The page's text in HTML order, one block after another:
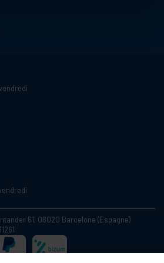
61, 08020 Barcelone (Espagne)